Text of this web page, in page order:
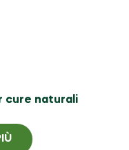
cure naturali